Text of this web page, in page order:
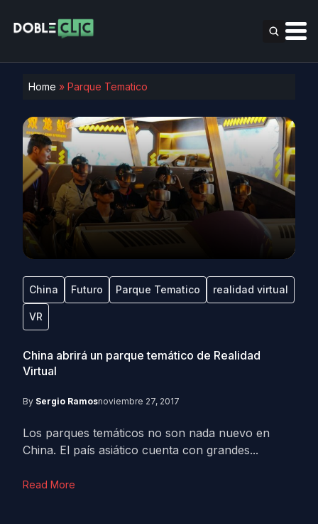
Home » Parque Tematico
China Futuro Parque Tematico realidad virtual
VR
China abrirá un parque temático de Realidad
Virtual
By Sergio Ramosnoviembre 27, 2017
Los parques temáticos no son nada nuevo en
China. El país asiático cuenta con grandes...
Read More